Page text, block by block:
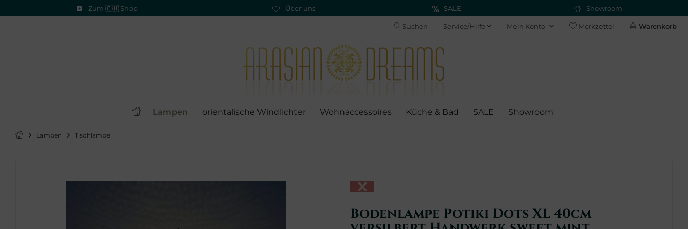
Zum 🇨🇭 Shop Über uns SALE Showroom
Warenkorb
Merkzettel
Mein Konto
Service/Hilfe
Suchen
Lampen orientalische Windlichter Wohnaccessoires Küche & Bad SALE Showroom
Lampen Tischlampe
Bodenlampe Potiki Dots XL 40cm